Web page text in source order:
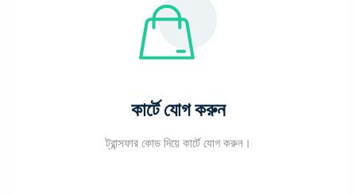
কার্টে যোগ করুন
ট্রান্সফার কোড দিয়ে কার্টে যোগ করুন।